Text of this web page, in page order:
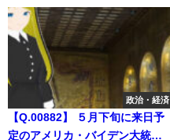
政治・経済
【Q.00882】 ５月下旬に来日予
定のアメリカ・バイデン大統